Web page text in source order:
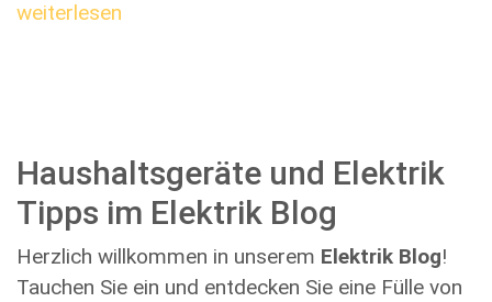
weiterlesen
Haushaltsgeräte und Elektrik
Tipps im Elektrik Blog
Herzlich willkommen in unserem Elektrik Blog!
Tauchen Sie ein und entdecken Sie eine Fülle von